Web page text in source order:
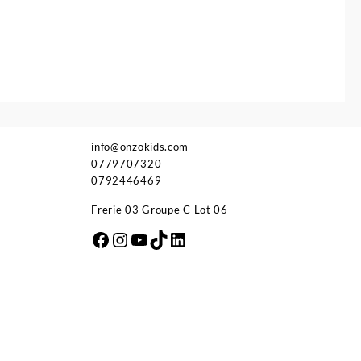
info@onzokids.com
0779707320
0792446469
Frerie 03 Groupe C Lot 06
Facebook
Instagram
YouTube
TikTok
LinkedIn